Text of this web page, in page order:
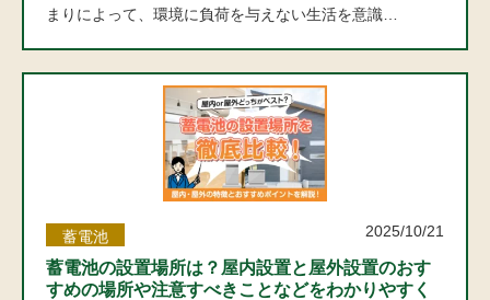
まりによって、環境に負荷を与えない生活を意識…
蓄電池 2025/10/21
蓄電池の設置場所は？屋内設置と屋外設置のおす
すめの場所や注意すべきことなどをわかりやすく